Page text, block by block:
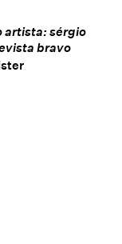
artista: sérgio
bravo